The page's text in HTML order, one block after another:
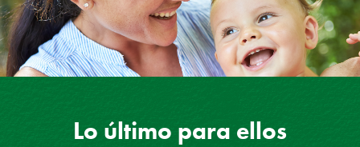
Lo último para ellos